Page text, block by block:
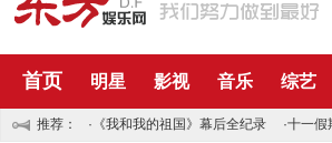
首页 明星 影视 音乐 综艺
推荐： · 《我和我的祖国》幕后全纪录 ·十一假